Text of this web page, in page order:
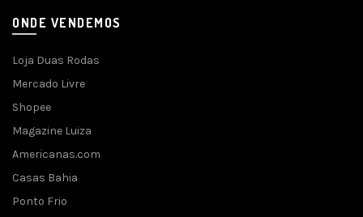
ONDE VENDEMOS
Loja Duas Rodas
Mercado Livre
Shopee
Magazine Luiza
Americanas.com
Casas Bahia
Ponto Frio